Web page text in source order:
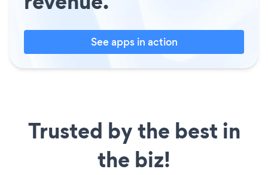
See apps in action
Trusted by the best in
the biz!